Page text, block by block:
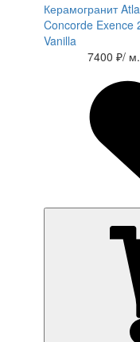
Керамогранит
Concorde Exence
Vanilla
7400 ₽/